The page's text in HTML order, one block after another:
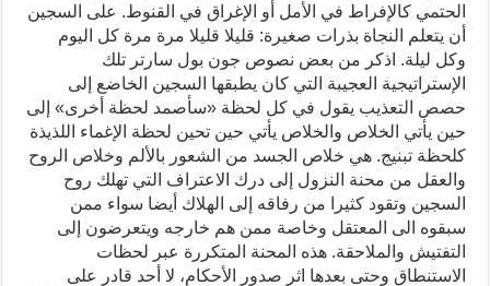
الحتمي كالإفراط في الأمل أو الإغراق في القنوط. على السجين
أن يتعلم النجاة بذرات صغيرة: قليلا قليلا مرة مرة كل اليوم
وكل ليلة. اذكر من بعض نصوص جون بول سارتر تلك
الإستراتيجية العجيبة التي كان يطبقها السجين الخاضع إلى
حصص التعذيب يقول في كل لحظة «سأصمد لحظة أخرى» إلى
حين يأتي الخلاص والخلاص يأتي حين تحين لحظة الإغماء اللذيذة
كلحظة تبنيج. هي خلاص الجسد من الشعور بالألم وخلاص الروح
والعقل من محنة النزول إلى درك الاعتراف التي تهلك روح
السجين وتقود كثيرا من رفاقه إلى الهلاك أيضا سواء ممن
سبقوه الى المعتقل وخاصة ممن هم خارجه ويتعرضون إلى
التفتيش والملاحقة. هذه المحنة المتكررة عبر لحظات
الاستنطاق وحتى بعدها اثر صدور الأحكام، لا أحد قادر على